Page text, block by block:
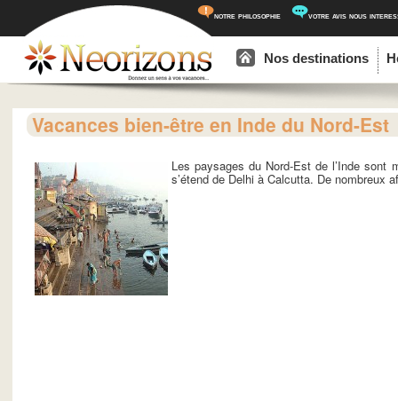
notre philosophie votre avis nous
Aller au contenu principal
Aller au contenu secondaire
Nos destinations
Vacances bien-être en Inde du Nord-Est
Les paysages du Nord-Est de l’Inde sont
s’étend de Delhi à Calcutta. De nombreux